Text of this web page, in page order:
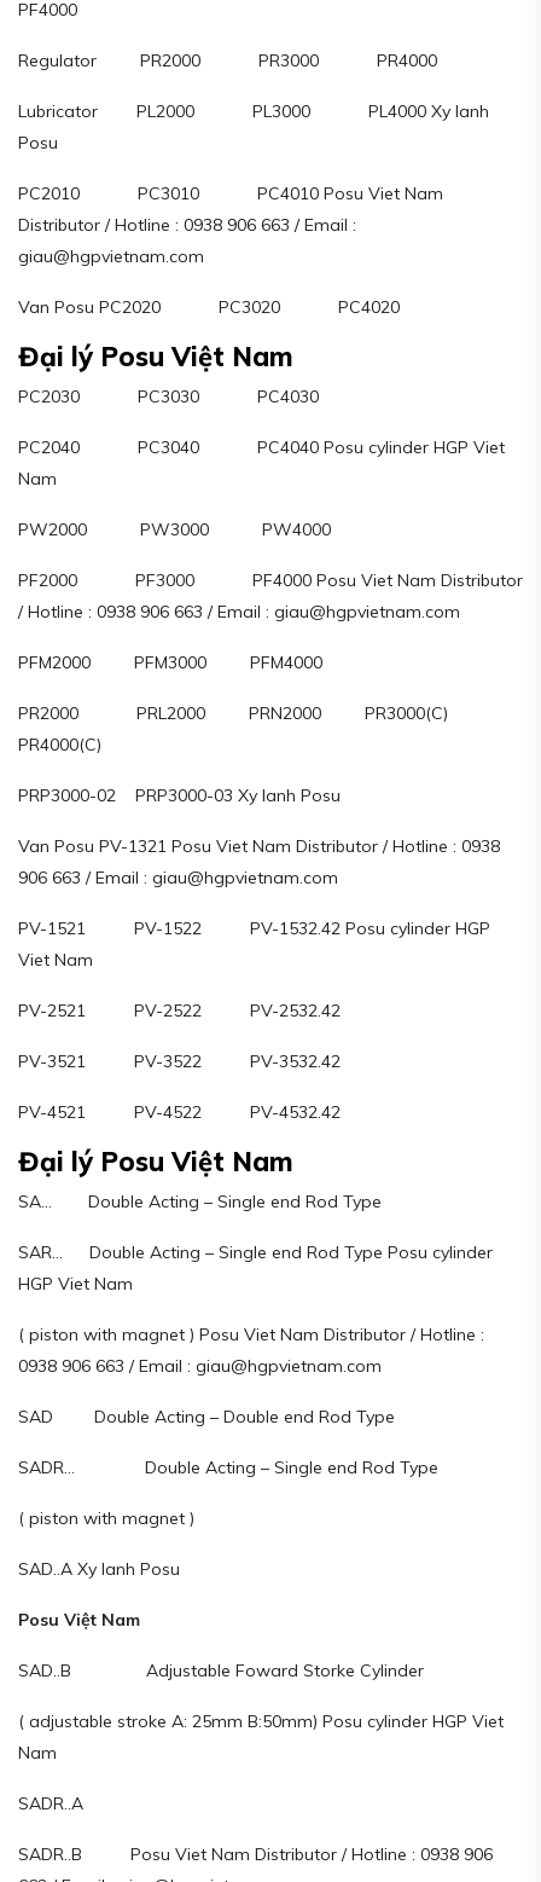
PF4000
Regulator PR2000 PR3000 PR4000
Lubricator PL2000 PL3000 PL4000 Xy lanh
Posu
PC2010 PC3010 PC4010 Posu Viet Nam
Distributor / Hotline : 0938 906 663 / Email :
giau@hgpvietnam.com
Van Posu PC2020 PC3020 PC4020
Đại lý Posu Việt Nam
PC2030 PC3030 PC4030
PC2040 PC3040 PC4040 Posu cylinder HGP Viet
Nam
PW2000 PW3000 PW4000
PF2000 PF3000 PF4000 Posu Viet Nam Distributor
/ Hotline : 0938 906 663 / Email : giau@hgpvietnam.com
PFM2000 PFM3000 PFM4000
PR2000 PRL2000 PRN2000 PR3000(C)
PR4000(C)
PRP3000-02 PRP3000-03 Xy lanh Posu
Van Posu PV-1321 Posu Viet Nam Distributor / Hotline : 0938
906 663 / Email : giau@hgpvietnam.com
PV-1521 PV-1522 PV-1532.42 Posu cylinder HGP
Viet Nam
PV-2521 PV-2522 PV-2532.42
PV-3521 PV-3522 PV-3532.42
PV-4521 PV-4522 PV-4532.42
Đại lý Posu Việt Nam
SA… Double Acting – Single end Rod Type
SAR… Double Acting – Single end Rod Type Posu cylinder
HGP Viet Nam
( piston with magnet ) Posu Viet Nam Distributor / Hotline :
0938 906 663 / Email : giau@hgpvietnam.com
SAD Double Acting – Double end Rod Type
SADR… Double Acting – Single end Rod Type
( piston with magnet )
SAD..A Xy lanh Posu
Posu Việt Nam
SAD..B Adjustable Foward Storke Cylinder
( adjustable stroke A: 25mm B:50mm) Posu cylinder HGP Viet
Nam
SADR..A
SADR..B Posu Viet Nam Distributor / Hotline : 0938 906